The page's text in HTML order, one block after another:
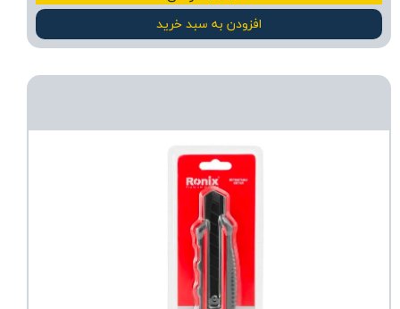
افزودن به سبد خرید